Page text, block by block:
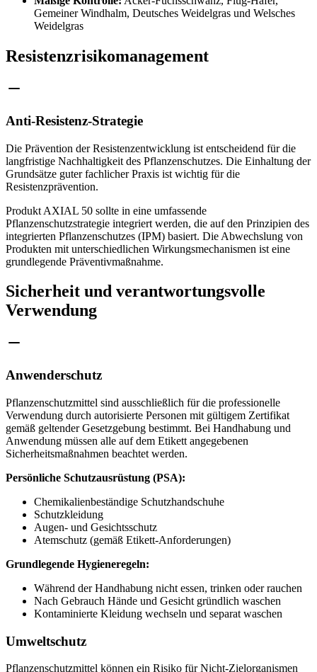
Gemeiner Windhalm, Deutsches Weidelgras und Welsches
Weidelgras
Resistenzrisikomanagement
Anti-Resistenz-Strategie
Die Prävention der Resistenzentwicklung ist entscheidend für die
langfristige Nachhaltigkeit des Pflanzenschutzes. Die Einhaltung der
Grundsätze guter fachlicher Praxis ist wichtig für die
Resistenzprävention.
Produkt AXIAL 50 sollte in eine umfassende
Pflanzenschutzstrategie integriert werden, die auf den Prinzipien des
integrierten Pflanzenschutzes (IPM) basiert. Die Abwechslung von
Produkten mit unterschiedlichen Wirkungsmechanismen ist eine
grundlegende Präventivmaßnahme.
Sicherheit und verantwortungsvolle
Verwendung
Anwenderschutz
Pflanzenschutzmittel sind ausschließlich für die professionelle
Verwendung durch autorisierte Personen mit gültigem Zertifikat
gemäß geltender Gesetzgebung bestimmt. Bei Handhabung und
Anwendung müssen alle auf dem Etikett angegebenen
Sicherheitsmaßnahmen beachtet werden.
Persönliche Schutzausrüstung (PSA):
Chemikalienbeständige Schutzhandschuhe
Schutzkleidung
Augen- und Gesichtsschutz
Atemschutz (gemäß Etikett-Anforderungen)
Grundlegende Hygieneregeln:
Während der Handhabung nicht essen, trinken oder rauchen
Nach Gebrauch Hände und Gesicht gründlich waschen
Kontaminierte Kleidung wechseln und separat waschen
Umweltschutz
Pflanzenschutzmittel können ein Risiko für Nicht-Zielorganismen